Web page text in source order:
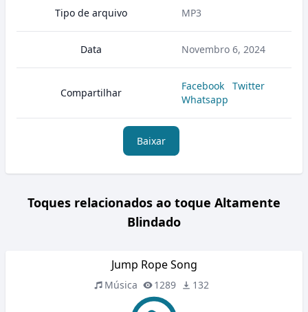
Tipo de arquivo MP3
Data Novembro 6, 2024
Compartilhar
Facebook
Twitter
Whatsapp
Baixar
Toques relacionados ao toque Altamente
Blindado
Jump Rope Song
Música 1289 132